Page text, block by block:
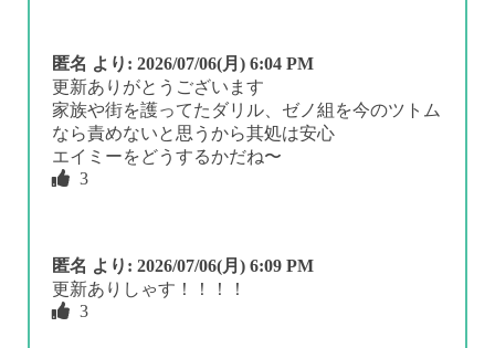
匿名 より: 2026/07/06(月) 6:04 PM
更新ありがとうございます
家族や街を護ってたダリル、ゼノ組を今のツトム
なら責めないと思うから其処は安心
エイミーをどうするかだね〜
3
匿名 より: 2026/07/06(月) 6:09 PM
更新ありしゃす！！！！
3